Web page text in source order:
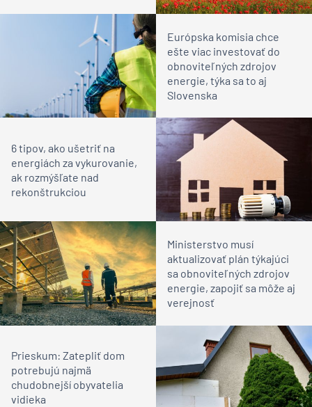
Európska komisia chce
ešte viac investovať do
obnoviteľných zdrojov
energie, týka sa to aj
Slovenska
6 tipov, ako ušetriť na
energiách za vykurovanie,
ak rozmýšľate nad
rekonštrukciou
Ministerstvo musí
aktualizovať plán týkajúci
sa obnoviteľných zdrojov
energie, zapojiť sa môže aj
verejnosť
Prieskum: Zatepliť dom
potrebujú najmä
chudobnejší obyvatelia
vidieka